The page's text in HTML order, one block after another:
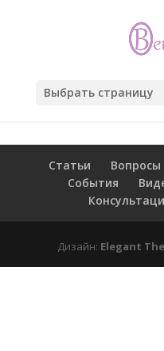
Выбрать страницу
Статьи Вопросы
События
Дизайн: Elegant